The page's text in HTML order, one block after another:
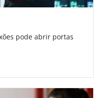
pode abrir portas